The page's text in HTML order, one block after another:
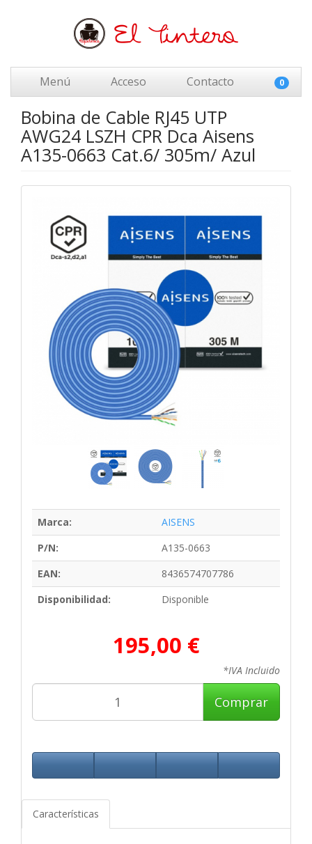
Menú Acceso Contacto 0
Bobina de Cable RJ45 UTP
AWG24 LSZH CPR Dca Aisens
A135-0663 Cat.6/ 305m/ Azul
Marca:
AISENS
P/N:
A135-0663
EAN:
8436574707786
Disponibilidad:
Disponible
195,00 €
*IVA Incluido
Comprar
Características